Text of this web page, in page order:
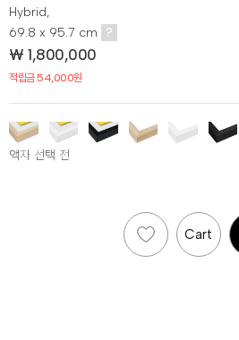
Hybrid,
69.8 x 95.7 cm
?
₩1,800,000
적립금 54,000원
액자 선택 전
Cart